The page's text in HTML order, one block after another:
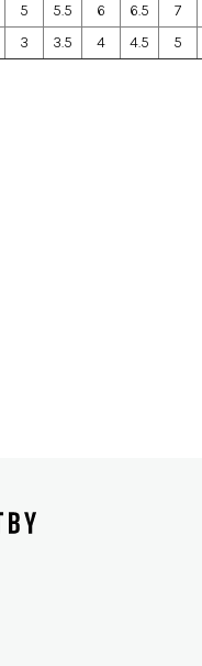
5 5.5 6 6.5 7
3 3.5 4 4.5 5